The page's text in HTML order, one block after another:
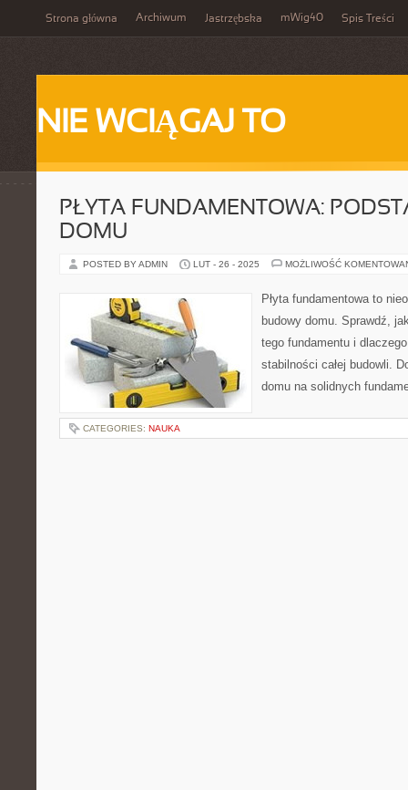
Strona główna Archiwum Jastrzębska mWig40 Spis Treści
NIE WCIĄGAJ TO
PŁYTA FUNDAMENTOWA:
DOMU
POSTED BY ADMIN LUT - 26 - 2025 MOŻLIWOŚĆ
Płyta fundamentowa to
budowy domu. Sprawdź,
tego fundamentu i
stabilności całej budowli.
domu na solidnych
CATEGORIES: NAUKA